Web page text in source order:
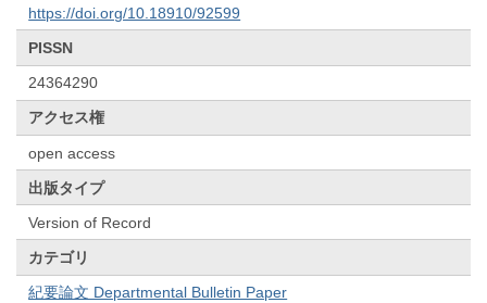
https://doi.org/10.18910/92599
PISSN
24364290
アクセス権
open access
出版タイプ
Version of Record
カテゴリ
紀要論文 Departmental Bulletin Paper